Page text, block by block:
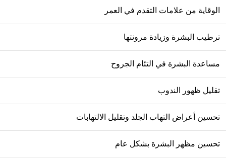
الوقاية من علامات التقدم في العمر
ترطيب البشرة وزيادة مرونتها
مساعدة البشرة في التئام الجروح
تقليل ظهور الندوب
تحسين أعراض التهاب الجلد وتقليل الالتهابات
تحسين مظهر البشرة بشكل عام